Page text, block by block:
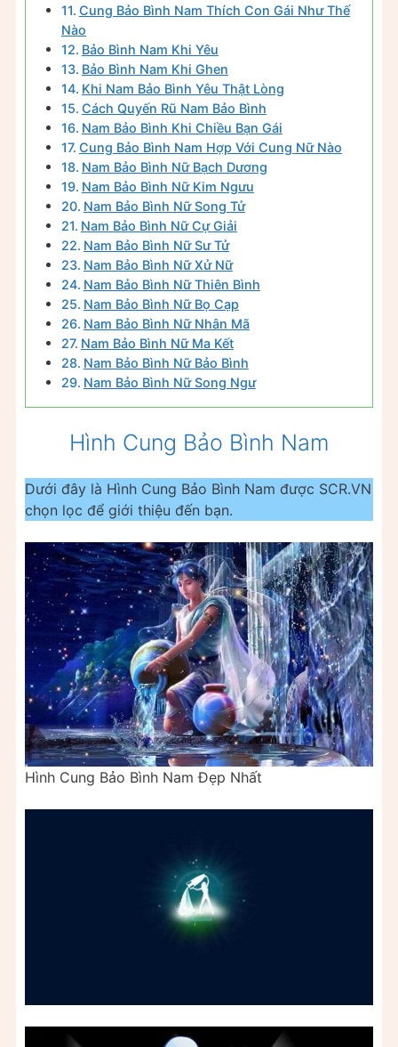
Cung Bảo Bình Nam Thích Con Gái Như Thế
Nào
Bảo Bình Nam Khi Yêu
Bảo Bình Nam Khi Ghen
Khi Nam Bảo Bình Yêu Thật Lòng
Cách Quyến Rũ Nam Bảo Bình
Nam Bảo Bình Khi Chiều Bạn Gái
Cung Bảo Bình Nam Hợp Với Cung Nữ Nào
Nam Bảo Bình Nữ Bạch Dương
Nam Bảo Bình Nữ Kim Ngưu
Nam Bảo Bình Nữ Song Tử
Nam Bảo Bình Nữ Cự Giải
Nam Bảo Bình Nữ Sư Tử
Nam Bảo Bình Nữ Xử Nữ
Nam Bảo Bình Nữ Thiên Bình
Nam Bảo Bình Nữ Bọ Cạp
Nam Bảo Bình Nữ Nhân Mã
Nam Bảo Bình Nữ Ma Kết
Nam Bảo Bình Nữ Bảo Bình
Nam Bảo Bình Nữ Song Ngư
Hình Cung Bảo Bình Nam
Dưới đây là Hình Cung Bảo Bình Nam được SCR.VN
chọn lọc để giới thiệu đến bạn.
Hình Cung Bảo Bình Nam Đẹp Nhất